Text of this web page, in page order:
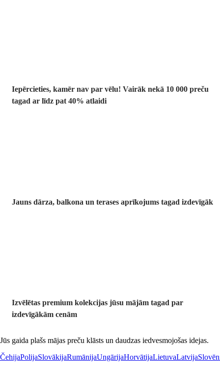
Iepērcieties, kamēr nav par vēlu! Vairāk nekā 10 000 preču
tagad ar līdz pat 40% atlaidi
Jauns dārza, balkona un terases aprīkojums tagad izdevīgāk
Izvēlētas premium kolekcijas jūsu mājām tagad par
izdevīgākām cenām
Jūs gaida plašs mājas preču klāsts un daudzas iedvesmojošas idejas.
ČehijaPolijaSlovākijaRumānijaUngārijaHorvātijaLietuvaLatvija